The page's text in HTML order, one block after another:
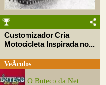
Customizador Cria
Motocicleta Inspirada no...
VeÃ­culos
O Buteco da Net